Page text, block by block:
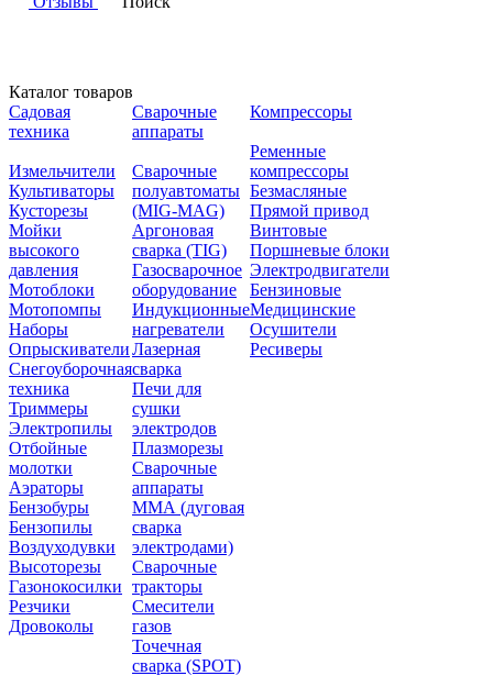
Каталог товаров
Садовая
техника
Измельчители
Культиваторы
Кусторезы
Мойки
высокого
давления
Мотоблоки
Мотопомпы
Наборы
Опрыскиватели
Снегоуборочная
техника
Триммеры
Электропилы
Отбойные
молотки
Аэраторы
Бензобуры
Бензопилы
Воздуходувки
Высоторезы
Газонокосилки
Резчики
Дровоколы
Сварочные
аппараты
Сварочные
полуавтоматы
(MIG-MAG)
Аргоновая
сварка (TIG)
Газосварочное
оборудование
Индукционные
нагреватели
Лазерная
сварка
Печи для
сушки
электродов
Плазморезы
Сварочные
аппараты
ММА (дуговая
сварка
электродами)
Сварочные
тракторы
Смесители
газов
Точечная
сварка (SPOT)
Компрессоры
Ременные
компрессоры
Безмасляные
Прямой привод
Винтовые
Поршневые блоки
Электродвигатели
Бензиновые
Медицинские
Осушители
Ресиверы